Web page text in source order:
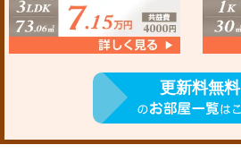
更新料無料